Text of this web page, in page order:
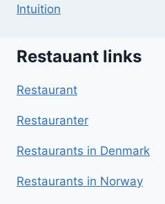
Intuition
Restauant links
Restaurant
Restauranter
Restaurants in Denmark
Restaurants in Norway